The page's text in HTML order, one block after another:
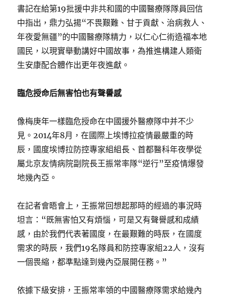
書記在給第19批援中非共和國的中國醫療隊隊員回信
中指出，鼎力弘揚“不畏艱難、甘于貢獻、治病救人、
年夜愛無疆”的中國醫療隊精力，以仁心仁術造福本地
國民，以現實舉動講好中國故事，為推進構建人類衛
生安康配合體作出更年夜進獻。
臨危授命后無害怕也有聲譽感
像梅庚年一樣臨危授命在中國援外醫療隊中并不少
見。2014年8月，在國際上埃博拉疫情最嚴重的時
辰，國度埃博拉防控專家組組長、首都醫科年夜學從
屬北京友情病院副院長王振常率隊“逆行”至疫情爆發
地幾內亞。
在記者會晤會上，王振常回想起那時的經過的事況時
坦言：“既無害怕又有煩惱，可是又有聲譽感和成績
感，由於我們代表著國度，在最艱難的時辰，在國度
需求的時辰，我們19名隊員和防控專家組22人，沒有
一個畏縮，都準點達到幾內亞展開任務。”
依據下級安排，王振常率領的中國醫療隊需求給幾內